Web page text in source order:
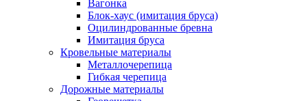
Вагонка
Блок-хаус (имитация бруса)
Оцилиндрованные бревна
Имитация бруса
Кровельные материалы
Металлочерепица
Гибкая черепица
Дорожные материалы